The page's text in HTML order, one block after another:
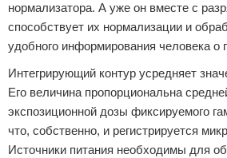
нормализатора. А уже он вместе с
способствует их нормализации и
удобного информирования человека о
Интегрирующий контур усредняет
Его величина пропорциональна
экспозиционной дозы фиксируемого
что, собственно, и регистрируется
Источники питания необходимы для